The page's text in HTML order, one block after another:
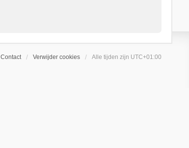
Contact Verwijder cookies Alle tijden zijn UTC+01:00